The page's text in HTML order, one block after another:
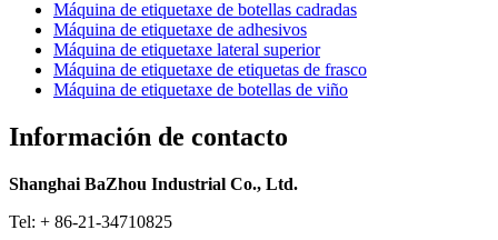
Máquina de etiquetaxe de botellas cadradas
Máquina de etiquetaxe de adhesivos
Máquina de etiquetaxe lateral superior
Máquina de etiquetaxe de etiquetas de frasco
Máquina de etiquetaxe de botellas de viño
Información de contacto
Shanghai BaZhou Industrial Co., Ltd.
Tel: + 86-21-34710825